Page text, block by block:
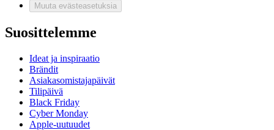
Muuta evästeasetuksia
Suosittelemme
Ideat ja inspiraatio
Brändit
Asiakasomistajapäivät
Tilipäivä
Black Friday
Cyber Monday
Apple-uutuudet